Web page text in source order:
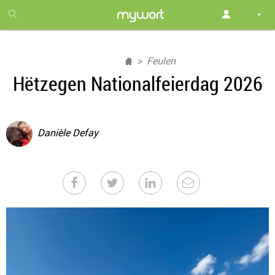
month
free
Feulen
Hëtzegen Nationalfeierdag 2026
Danièle Defay